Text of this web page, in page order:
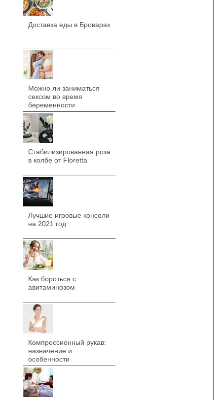
Доставка еды в Броварах
Можно ли заниматься
сексом во время
беременности
Стабилизированная роза
в колбе от Floretta
Лучшие игровые консоли
на 2021 год
Как бороться с
авитаминозом
Компрессионный рукав:
назначение и
особенности